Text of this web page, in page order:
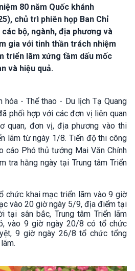
80 năm Quốc khánh
chủ trì phiên họp Ban Chỉ
bộ, ngành, địa phương và
gia với tinh thần trách nhiệm
triển lãm xứng tầm dấu mốc
và hiệu quả.
hóa - Thể thao - Du lịch Tạ Quang
phối hợp với các đơn vị liên quan
quan, đơn vị, địa phương vào thi
lãm từ ngày 1/8. Tiến độ thi công
cáo Phó thủ tướng Mai Văn Chính
tra hằng ngày tại Trung tâm Triển
chức khai mạc triển lãm vào 9 giờ
vào 20 giờ ngày 5/9, địa điểm tại
tại sân bắc, Trung tâm Triển lãm
vào 9 giờ ngày 20/8 có tổ chức
9 giờ ngày 26/8 tổ chức tổng